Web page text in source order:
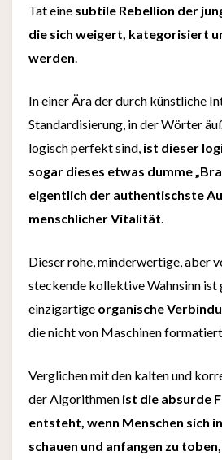
Tat eine subtile Rebellion der
die sich weigert, kategorisiert
werden.
In einer Ära der durch künstliche
Standardisierung, in der Wörter
logisch perfekt sind, ist dieser
sogar dieses etwas dumme
eigentlich der authentischste
menschlicher Vitalität.
Dieser rohe, minderwertige, aber
steckende kollektive Wahnsinn ist
einzigartige organische
die nicht von Maschinen
Verglichen mit den kalten und
der Algorithmen ist die absurde
entsteht, wenn Menschen sich
schauen und anfangen zu